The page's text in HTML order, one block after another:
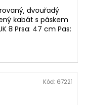
dvouřadý
kabát s páskem
8 Prsa: 47 cm Pas:
Kód: 67221